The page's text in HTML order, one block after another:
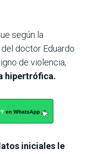
según la
doctor Eduardo
de violencia,
hipertrófica.
iniciales le